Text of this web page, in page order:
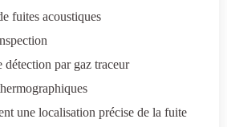
fuites acoustiques
détection par gaz traceur
une localisation précise de la fuite